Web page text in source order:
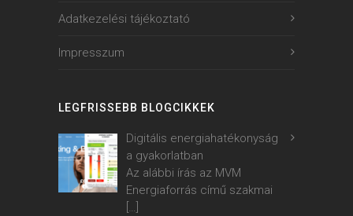
Adatkezelési tájékoztató
Impresszum
LEGFRISSEBB BLOGCIKKEK
Digitális energiahatékonyság
a gyakorlatban
Az alábbi írás az MVM
Energiaforrás című szakmai
[…]